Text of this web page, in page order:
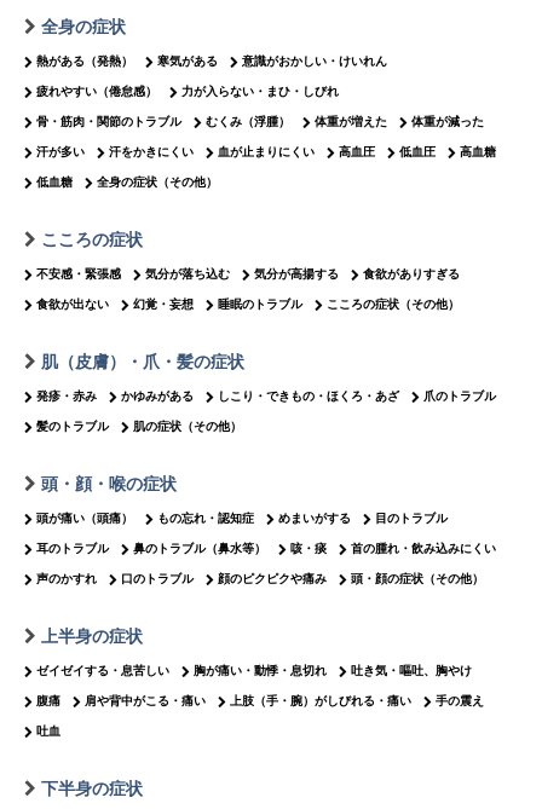
全身の症状
熱がある（発熱） 寒気がある 意識がおかしい・けいれん
疲れやすい（倦怠感） 力が入らない・まひ・しびれ
骨・筋肉・関節のトラブル むくみ（浮腫） 体重が増えた 体重が減った
汗が多い 汗をかきにくい 血が止まりにくい 高血圧 低血圧 高血糖
低血糖 全身の症状（その他）
こころの症状
不安感・緊張感 気分が落ち込む 気分が高揚する 食欲がありすぎる
食欲が出ない 幻覚・妄想 睡眠のトラブル こころの症状（その他）
肌（皮膚）・爪・髪の症状
発疹・赤み かゆみがある しこり・できもの・ほくろ・あざ 爪のトラブル
髪のトラブル 肌の症状（その他）
頭・顔・喉の症状
頭が痛い（頭痛） もの忘れ・認知症 めまいがする 目のトラブル
耳のトラブル 鼻のトラブル（鼻水等） 咳・痰 首の腫れ・飲み込みにくい
声のかすれ 口のトラブル 顔のピクピクや痛み 頭・顔の症状（その他）
上半身の症状
ゼイゼイする・息苦しい 胸が痛い・動悸・息切れ 吐き気・嘔吐、胸やけ
腹痛 肩や背中がこる・痛い 上肢（手・腕）がしびれる・痛い 手の震え
吐血
下半身の症状